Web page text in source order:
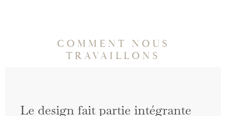
COMMENT NOUS
TRAVAILLONS
Le design fait partie intégrante